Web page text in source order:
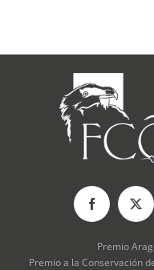
Premio
Premio a la Conservación